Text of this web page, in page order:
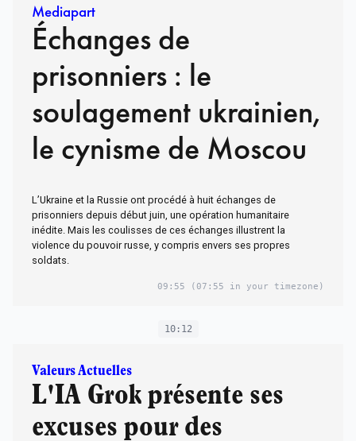
Mediapart
Échanges de
prisonniers : le
soulagement ukrainien,
le cynisme de Moscou
L’Ukraine et la Russie ont procédé à huit échanges de
prisonniers depuis début juin, une opération humanitaire
inédite. Mais les coulisses de ces échanges illustrent la
violence du pouvoir russe, y compris envers ses propres
soldats.
09:55 (07:55 in your timezone)
10:12
Valeurs Actuelles
L'IA Grok présente ses
excuses pour des